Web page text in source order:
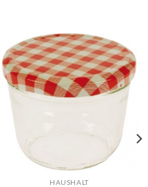
HAUSHALT